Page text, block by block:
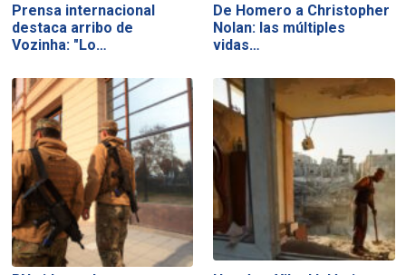
Prensa internacional
destaca arribo de
Vozinha: "Lo…
De Homero a Christopher
Nolan: las múltiples
vidas…